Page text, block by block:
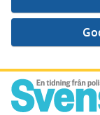
Gå direkt till